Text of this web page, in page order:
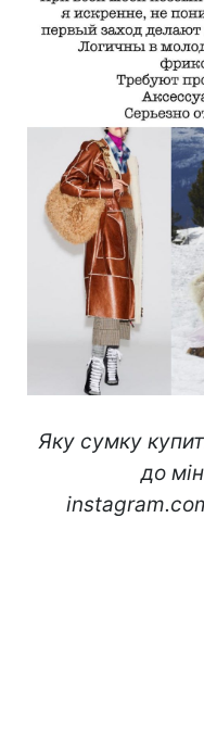
Яку сумку
до